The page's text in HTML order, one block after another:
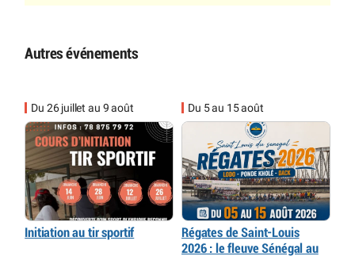
Autres événements
Du 26 juillet au 9 août
Initiation au tir sportif
Du 5 au 15 août
Régates de Saint-Louis
2026 : le fleuve Sénégal au